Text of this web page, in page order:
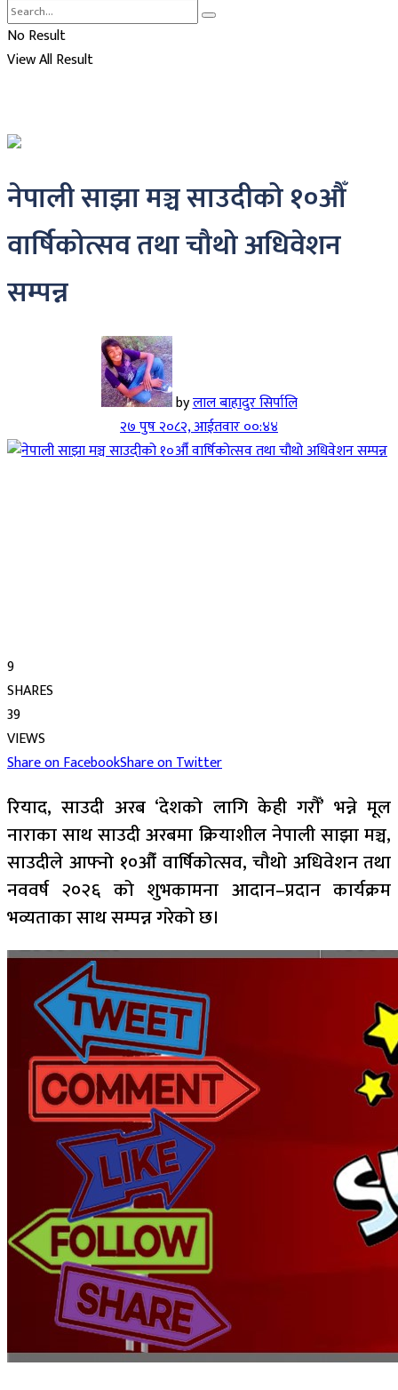
No Result
View All Result
नेपाली साझा मञ्च साउदीको १०औँ
वार्षिकोत्सव तथा चौथो अधिवेशन
सम्पन्न
byलाल बाहादुर सिर्पालि
२७ पुष २०८२, आईतवार ००:४४
9
SHARES
39
VIEWS
Share on FacebookShare on Twitter
रियाद, साउदी अरब ‘देशको लागि केही गरौँ’ भन्ने मूल
नाराका साथ साउदी अरबमा क्रियाशील नेपाली साझा मञ्च,
साउदीले आफ्नो १०औँ वार्षिकोत्सव, चौथो अधिवेशन तथा
नववर्ष २०२६ को शुभकामना आदान–प्रदान कार्यक्रम
भव्यताका साथ सम्पन्न गरेको छ।